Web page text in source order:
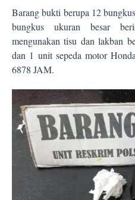
Barang bukti berupa 12
bungkus ukuran besar
mengunakan tisu dan lakban
dan 1 unit sepeda motor
6878 JAM.